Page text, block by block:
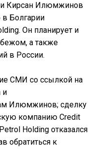
Кирсан Илюмжинов
в Болгарии
Он планирует и
а также
в России.
СМИ со ссылкой на
и
Илюмжинов; сделку
компанию Credit
Holding отказался
обратиться к